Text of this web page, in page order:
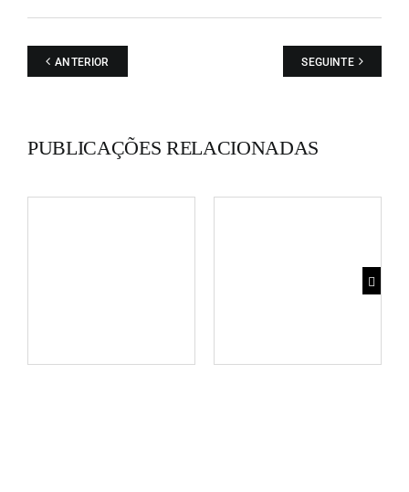
ANTERIOR SEGUINTE
PUBLICAÇÕES RELACIONADAS